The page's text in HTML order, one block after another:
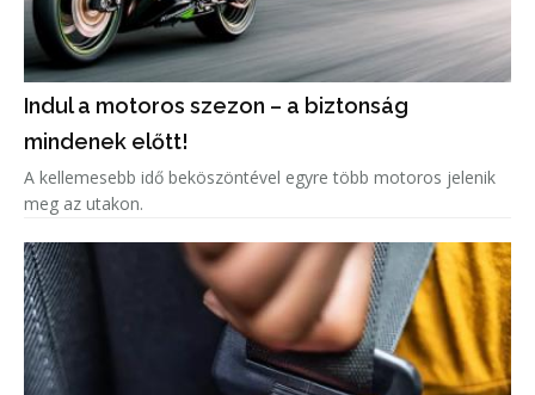
Indul a motoros szezon – a biztonság
mindenek előtt!
A kellemesebb idő beköszöntével egyre több motoros jelenik
meg az utakon.